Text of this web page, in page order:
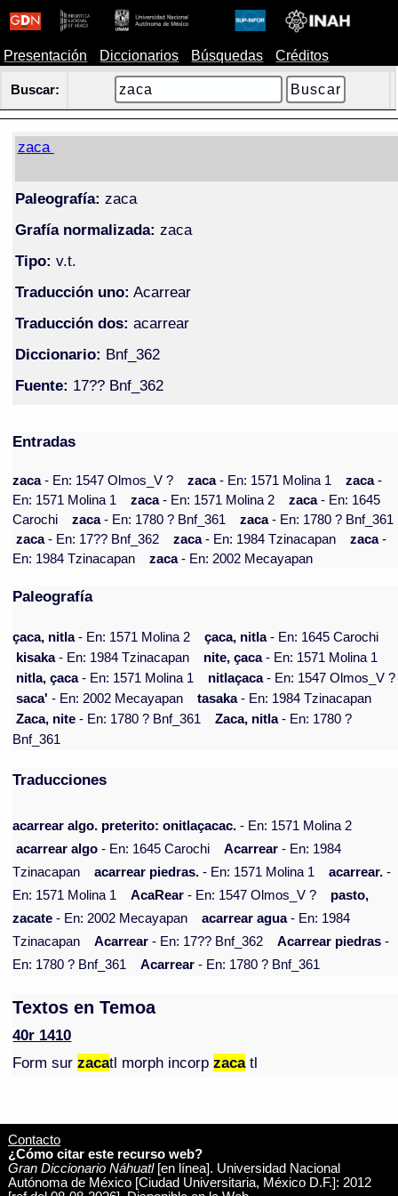
Presentación Diccionarios Búsquedas Créditos
Buscar:
zaca
Paleografía: zaca
Grafía normalizada: zaca
Tipo: v.t.
Traducción uno: Acarrear
Traducción dos: acarrear
Diccionario: Bnf_362
Fuente: 17?? Bnf_362
Entradas
zaca- En: 1547 Olmos_V ? zaca- En: 1571 Molina 1 zaca-
En: 1571 Molina 1
zaca- En: 1571 Molina 2 zaca- En: 1645
Carochi
zaca- En: 1780 ? Bnf_361 zaca- En: 1780 ? Bnf_361
zaca- En: 17?? Bnf_362 zaca- En: 1984 Tzinacapan zaca-
En: 1984 Tzinacapan
zaca- En: 2002 Mecayapan
Paleografía
çaca, nitla- En: 1571 Molina 2 çaca, nitla- En: 1645 Carochi
kisaka- En: 1984 Tzinacapan nite, çaca- En: 1571 Molina 1
nitla, çaca- En: 1571 Molina 1 nitlaçaca- En: 1547 Olmos_V ?
saca' - En: 2002 Mecayapan tasaka- En: 1984 Tzinacapan
Zaca, nite - En: 1780 ? Bnf_361 Zaca, nitla- En: 1780 ?
Bnf_361
Traducciones
acarrear algo. preterito: onitlaçacac. - En: 1571 Molina 2
acarrear algo - En: 1645 Carochi Acarrear - En: 1984
Tzinacapan
acarrear piedras. - En: 1571 Molina 1 acarrear. -
En: 1571 Molina 1
AcaRear - En: 1547 Olmos_V ?
pasto,
zacate - En: 2002 Mecayapan acarrear agua- En: 1984
Tzinacapan
Acarrear - En: 17?? Bnf_362 Acarrear piedras -
En: 1780 ? Bnf_361
Acarrear - En: 1780 ? Bnf_361
Textos en Temoa
40r 1410
Form surzacatl morph incorpzacatl
Contacto
¿Cómo citar este recurso web?
Gran Diccionario Náhuatl[en línea]. Universidad Nacional
Autónoma de México [Ciudad Universitaria, México D.F.]: 2012